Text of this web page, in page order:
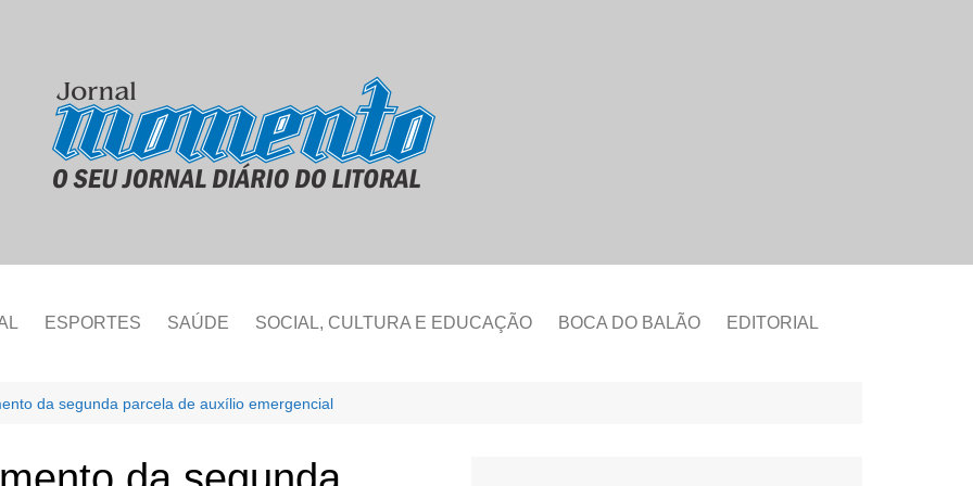
ESPORTES SAÚDE SOCIAL, CULTURA E EDUCAÇÃO BOCA DO BALÃO EDITORIAL
da segunda parcela de auxílio emergencial